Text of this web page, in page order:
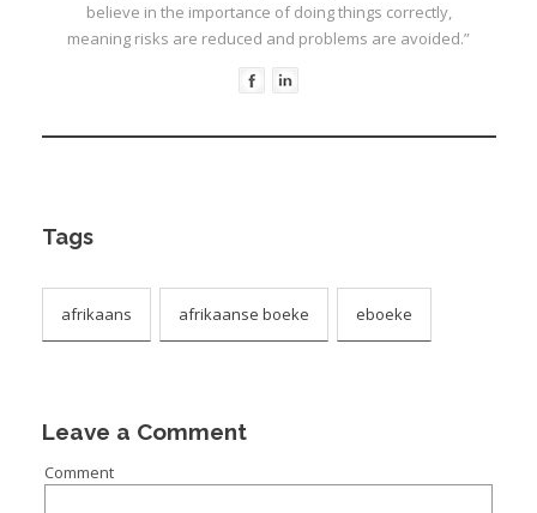
believe in the importance of doing things correctly,
meaning risks are reduced and problems are avoided.”
Tags
afrikaans afrikaanse boeke eboeke
Leave a Comment
Comment